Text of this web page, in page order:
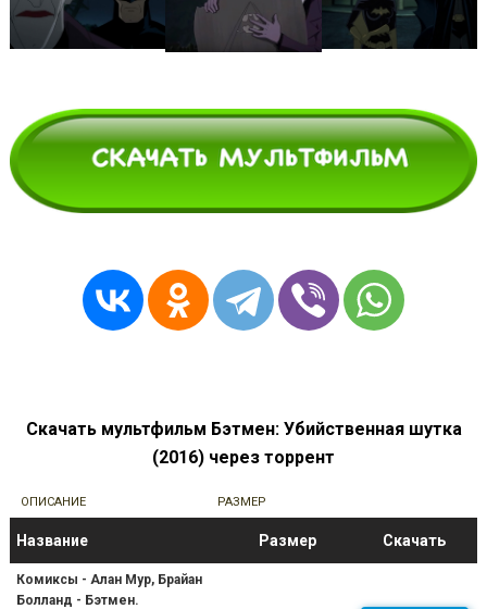
Скачать мультфильм Бэтмен: Убийственная шутка
(2016) через торрент
ОПИСАНИЕ РАЗМЕР
Название Размер Скачать
Комиксы - Алан Мур, Брайан
Болланд - Бэтмен.